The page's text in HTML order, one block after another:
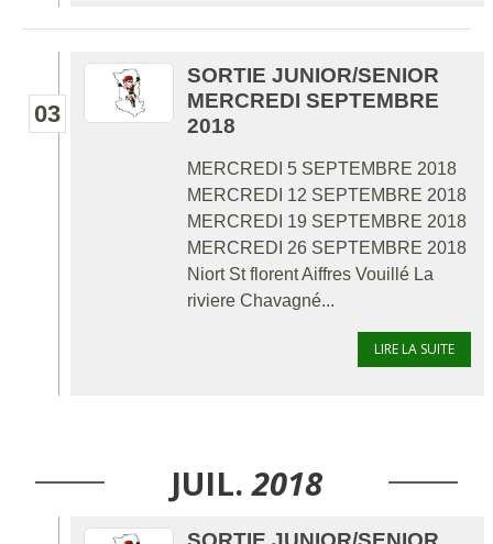
03
SORTIE JUNIOR/SENIOR
MERCREDI SEPTEMBRE
2018
MERCREDI 5 SEPTEMBRE 2018
MERCREDI 12 SEPTEMBRE 2018
MERCREDI 19 SEPTEMBRE 2018
MERCREDI 26 SEPTEMBRE 2018
Niort St florent Aiffres Vouillé La
riviere Chavagné...
LIRE LA SUITE
JUIL. 2018